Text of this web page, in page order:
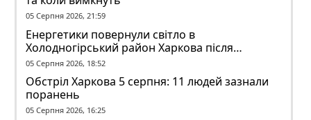
05 Серпня 2026, 21:59
Енергетики повернули світло в
Холодногірський район Харкова після
ворожого обстрілу
05 Серпня 2026, 18:52
Обстріл Харкова 5 серпня: 11 людей зазнали
поранень
05 Серпня 2026, 16:25